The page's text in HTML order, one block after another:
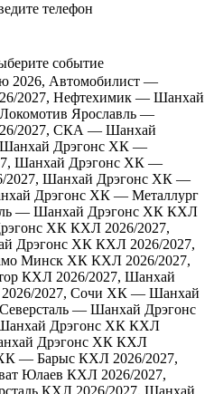
телефон
событие
2026, Автомобилист —
2027, Нефтехимик — Шанхай
Ярославль —
2027, СКА — Шанхай
Дрэгонс ХК —
Шанхай Дрэгонс ХК —
2027, Шанхай Дрэгонс ХК —
Дрэгонс ХК — Металлург
— Шанхай Дрэгонс ХК КХЛ
ХК КХЛ 2026/2027,
Дрэгонс ХК КХЛ 2026/2027,
Минск ХК КХЛ 2026/2027,
КХЛ 2026/2027, Шанхай
2027, Сочи ХК — Шанхай
— Шанхай Дрэгонс
Дрэгонс ХК КХЛ
Дрэгонс ХК КХЛ
— Барыс КХЛ 2026/2027,
Юлаев КХЛ 2026/2027,